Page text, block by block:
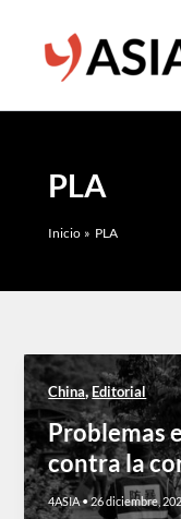
contenido
PLA
Inicio PLA
China,Editorial
Problemas
contra la
4ASIA•26 diciembre,